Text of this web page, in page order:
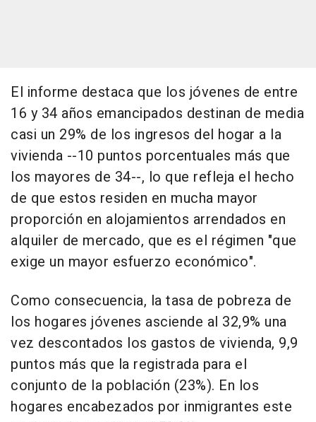
El informe destaca que los jóvenes de entre
16 y 34 años emancipados destinan de media
casi un 29% de los ingresos del hogar a la
vivienda --10 puntos porcentuales más que
los mayores de 34--, lo que refleja el hecho
de que estos residen en mucha mayor
proporción en alojamientos arrendados en
alquiler de mercado, que es el régimen "que
exige un mayor esfuerzo económico".
Como consecuencia, la tasa de pobreza de
los hogares jóvenes asciende al 32,9% una
vez descontados los gastos de vivienda, 9,9
puntos más que la registrada para el
conjunto de la población (23%). En los
hogares encabezados por inmigrantes este